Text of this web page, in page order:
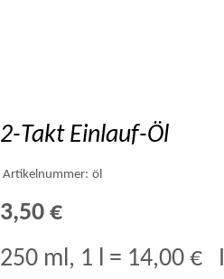
2-Takt Einlauf-Öl
Artikelnummer: öl
3,50 €
250 ml, 1 l = 14,00 €